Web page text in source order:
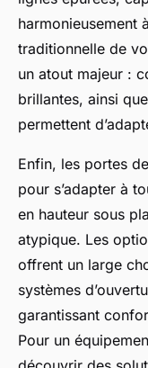
harmonieusement
traditionnelle de
un atout majeur :
brillantes, ainsi
permettent
Enfin, les portes
pour s’adapter à
en hauteur sous
atypique. Les
offrent un large
systèmes
garantissant
Pour un